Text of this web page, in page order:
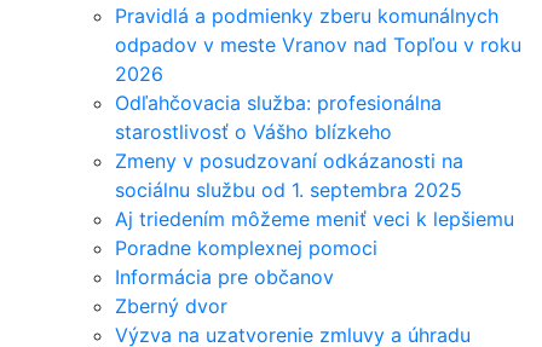
Pravidlá a podmienky zberu komunálnych
odpadov v meste Vranov nad Topľou v roku
2026
Odľahčovacia služba: profesionálna
starostlivosť o Vášho blízkeho
Zmeny v posudzovaní odkázanosti na
sociálnu službu od 1. septembra 2025
Aj triedením môžeme meniť veci k lepšiemu
Poradne komplexnej pomoci
Informácia pre občanov
Zberný dvor
Výzva na uzatvorenie zmluvy a úhradu